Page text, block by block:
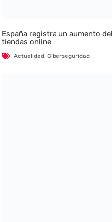
España registra un aumento
tiendas online
Actualidad,Ciberseguridad